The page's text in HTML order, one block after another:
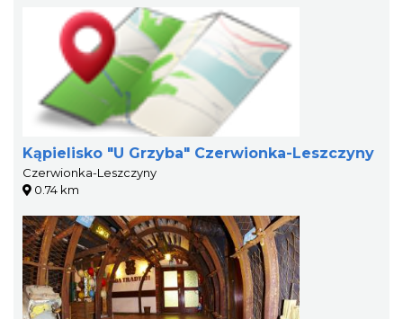
Kąpielisko "U Grzyba" Czerwionka-Leszczyny
Czerwionka-Leszczyny
0.74 km